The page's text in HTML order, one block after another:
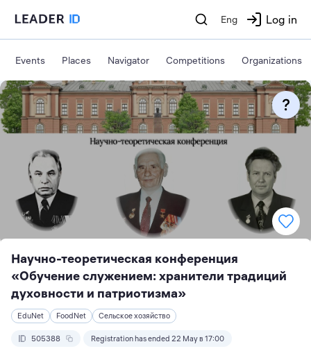
Eng Log in
Events Places Navigator Competitions Organizations
Научно-теоретическая конференция
«Обучение служением: хранители традиций
духовности и патриотизма»
EduNet FoodNet Сельское хозяйство
505388 Registration has ended 22 May в 17:00